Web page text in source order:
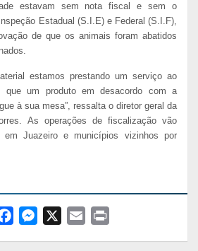
estavam sem nota fiscal e sem o
Estadual (S.I.E) e Federal (S.I.F),
de que os animais foram abatidos
estamos prestando um serviço ao
que um produto em desacordo com a
à sua mesa”, ressalta o diretor geral da
As operações de fiscalização vão
em Juazeiro e municípios vizinhos por